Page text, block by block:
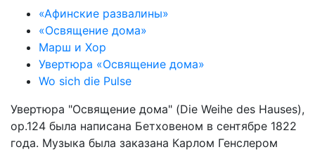
«Афинские развалины»
«Освящение дома»
Марш и Хор
Увертюра «Освящение дома»
Wo sich die Pulse
Увертюра "Освящение дома" (Die Weihe des Hauses),
op.124 была написана Бетховеном в сентябре 1822
года. Музыка была заказана Карлом Генслером